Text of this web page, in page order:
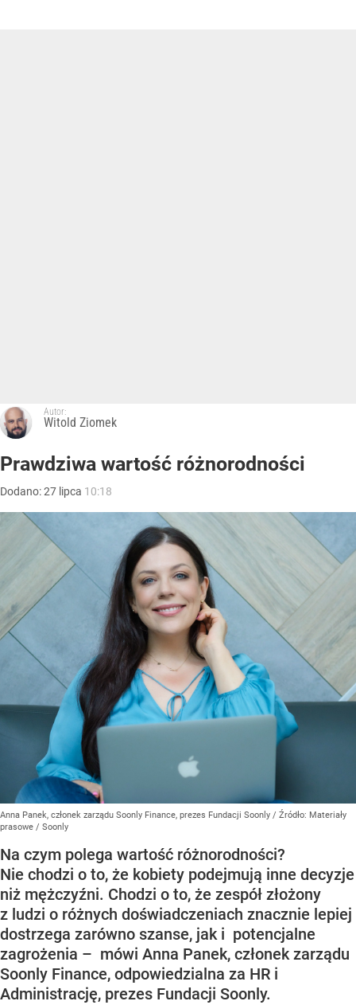
Autor:
Witold Ziomek
Prawdziwa wartość różnorodności
Dodano:27 lipca 10:18
Anna Panek, członek zarządu Soonly Finance, prezes Fundacji Soonly / Źródło: Materiały
prasowe / Soonly
Na czym polega wartość różnorodności?
Nie chodzi o to, że kobiety podejmują inne decyzje
niż mężczyźni. Chodzi o to, że zespół złożony
z ludzi o różnych doświadczeniach znacznie lepiej
dostrzega zarówno szanse, jak i potencjalne
zagrożenia – mówi Anna Panek, członek zarządu
Soonly Finance, odpowiedzialna za HR i
Administrację, prezes Fundacji Soonly.